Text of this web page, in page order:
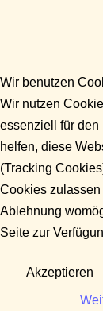
Wir benutzen
Wir nutzen
essenziell für den
helfen, diese
(Tracking
Cookies
Ablehnung
Seite zur
Akzeptieren